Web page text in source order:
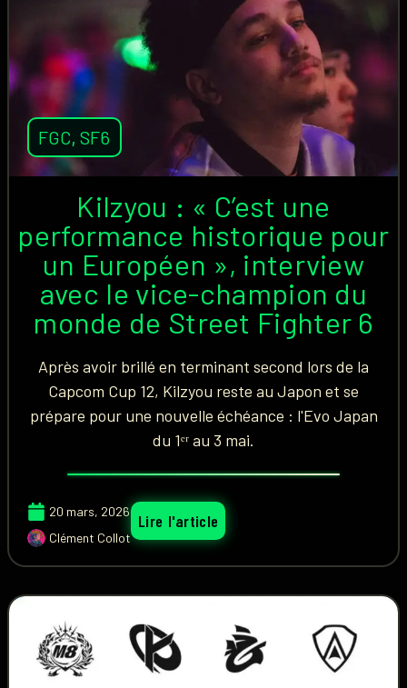
FGC,SF6
Kilzyou : « C’est une
performance historique pour
un Européen », interview
avec le vice-champion du
monde de Street Fighter 6
Après avoir brillé en terminant second lors de la
Capcom Cup 12, Kilzyou reste au Japon et se
prépare pour une nouvelle échéance : l'Evo Japan
du 1ᵉʳ au 3 mai.
20 mars, 2026
Clément Collot
Lire l'article